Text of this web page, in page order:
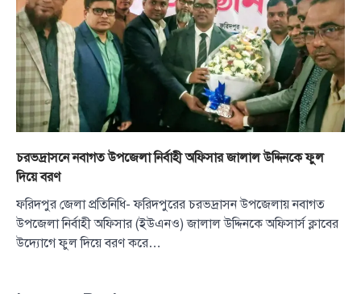
চরভদ্রাসনে নবাগত উপজেলা নির্বাহী অফিসার জালাল উদ্দিনকে ফুল
দিয়ে বরণ
ফরিদপুর জেলা প্রতিনিধি- ফরিদপুরের চরভদ্রাসন উপজেলায় নবাগত
উপজেলা নির্বাহী অফিসার (ইউএনও) জালাল উদ্দিনকে অফিসার্স ক্লাবের
উদ্যোগে ফুল দিয়ে বরণ করে…